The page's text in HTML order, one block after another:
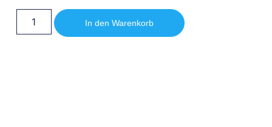
In den Warenkorb